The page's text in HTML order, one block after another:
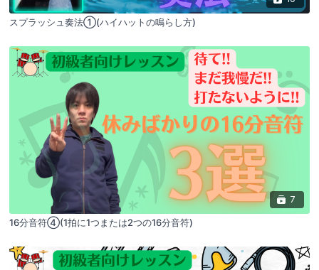
スプラッシュ奏法①(ハイハットの鳴らし方)
7
16分音符④(1拍に1つまたは2つの16分音符)